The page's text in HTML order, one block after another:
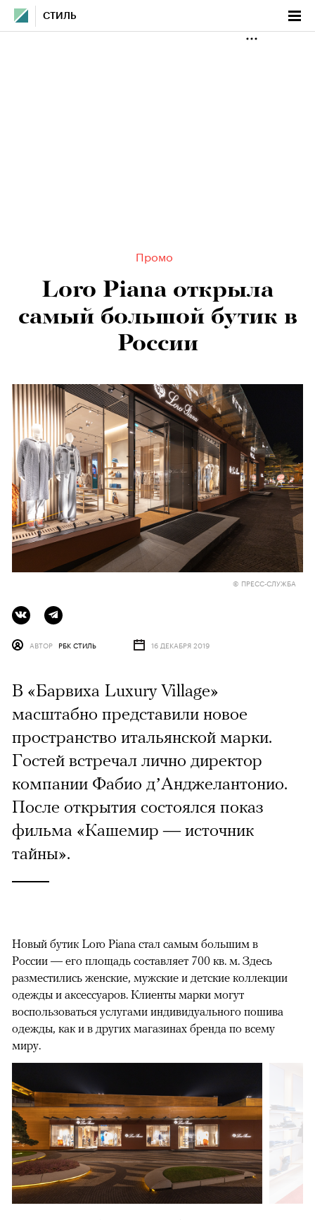
СТИЛЬ
Промо
Loro Piana открыла
самый большой бутик в
России
© ПРЕСС-СЛУЖБА
АВТОР РБК СТИЛЬ 16 ДЕКАБРЯ 2019
В «Барвиха Luxury Village»
масштабно представили новое
пространство итальянской марки.
Гостей встречал лично директор
компании Фабио д’Анджелантонио.
После открытия состоялся показ
фильма «Кашемир — источник
тайны».
Новый бутик Loro Piana стал самым большим в
России — его площадь составляет 700 кв. м. Здесь
разместились женские, мужские и детские коллекции
одежды и аксессуаров. Клиенты марки могут
воспользоваться услугами индивидуального пошива
одежды, как и в других магазинах бренда по всему
миру.